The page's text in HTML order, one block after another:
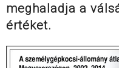
meghaladja a
értéket.